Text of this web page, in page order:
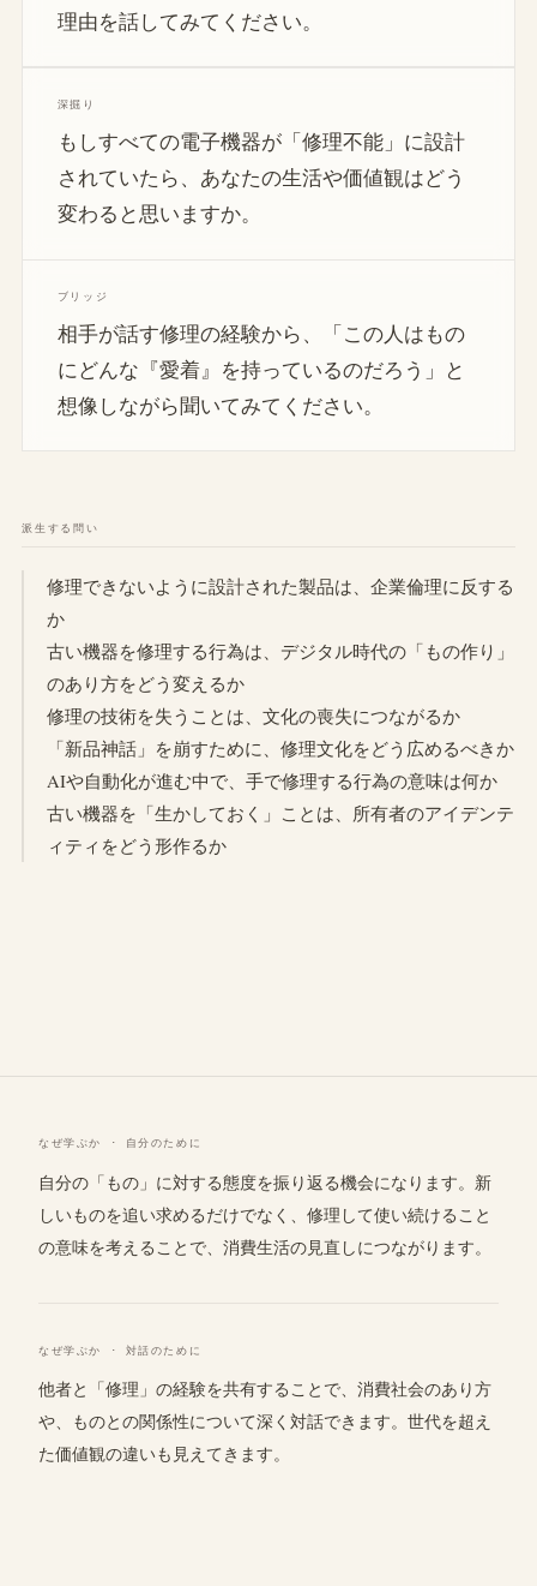
理由を話してみてください。
深掘り
もしすべての電子機器が「修理不能」に設計
されていたら、あなたの生活や価値観はどう
変わると思いますか。
ブリッジ
相手が話す修理の経験から、「この人はもの
にどんな『愛着』を持っているのだろう」と
想像しながら聞いてみてください。
派生する問い
修理できないように設計された製品は、企業倫理に反する
か
古い機器を修理する行為は、デジタル時代の「もの作り」
のあり方をどう変えるか
修理の技術を失うことは、文化の喪失につながるか
「新品神話」を崩すために、修理文化をどう広めるべきか
AIや自動化が進む中で、手で修理する行為の意味は何か
古い機器を「生かしておく」ことは、所有者のアイデンテ
ィティをどう形作るか
なぜ学ぶか · 自分のために
自分の「もの」に対する態度を振り返る機会になります。新
しいものを追い求めるだけでなく、修理して使い続けること
の意味を考えることで、消費生活の見直しにつながります。
なぜ学ぶか · 対話のために
他者と「修理」の経験を共有することで、消費社会のあり方
や、ものとの関係性について深く対話できます。世代を超え
た価値観の違いも見えてきます。